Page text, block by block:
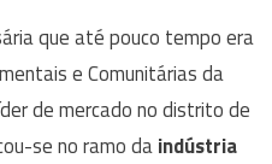
que até pouco tempo era
e Comunitárias da
de mercado no distrito de
se no ramo daindústria